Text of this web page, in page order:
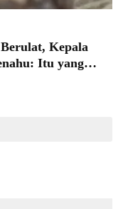
Kepala
Itu yang